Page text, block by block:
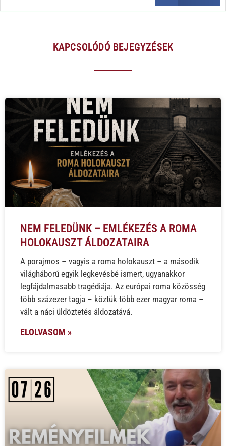
KAPCSOLÓDÓ BEJEGYZÉSEK
NEM FELEDÜNK – EMLÉKEZÉS A ROMA
HOLOKAUSZT ÁLDOZATAIRA
A porajmos – vagyis a roma holokauszt – a második
világháború egyik legkevésbé ismert, ugyanakkor
legfájdalmasabb tragédiája. Az európai roma közösség
több százezer tagja – köztük több ezer magyar roma –
vált a náci üldöztetés áldozatává.
ELOLVASOM »